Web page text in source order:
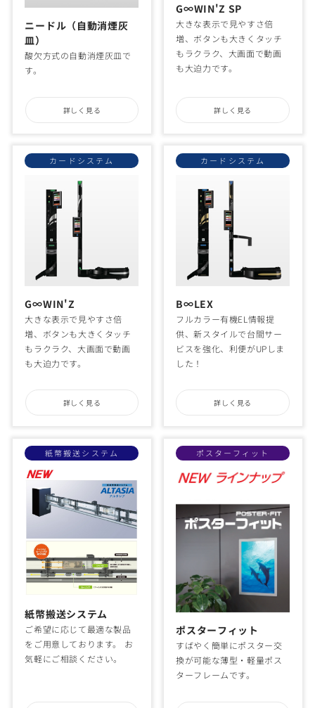
ニードル（自動消煙灰
皿）
酸欠方式の自動消煙灰皿で
す。
詳しく見る
G∞WIN'Z SP
大きな表示で見やすさ倍
増、ボタンも大きくタッチ
もラクラク、大画面で動画
も大迫力です。
詳しく見る
カードシステム
G∞WIN'Z
大きな表示で見やすさ倍
増、ボタンも大きくタッチ
もラクラク、大画面で動画
も大迫力です。
詳しく見る
カードシステム
B∞LEX
フルカラー有機EL情報提
供、新スタイルで台間サー
ビスを強化、利便がUPしま
した！
詳しく見る
紙幣搬送システム
紙幣搬送システム
ご希望に応じて最適な製品
をご用意しております。 お
気軽にご相談ください。
ポスターフィット
ポスターフィット
すばやく簡単にポスター交
換が可能な薄型・軽量ポス
ターフレームです。